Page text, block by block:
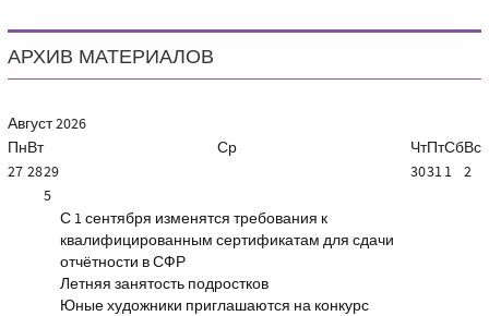
АРХИВ МАТЕРИАЛОВ
Август2026
ПнВт Ср ЧтПтСбВс
27 2829 30311 2
5
С 1 сентября изменятся требования к
квалифицированным сертификатам для сдачи
отчётности в СФР
Летняя занятость подростков
Юные художники приглашаются на конкурс